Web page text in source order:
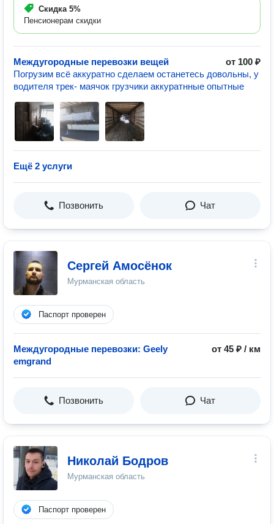
Скидка 5%
Пенсионерам скидки
Междугородные перевозки вещей
от 100 ₽
Погрузим всё аккуратно сделаем останетесь довольны, у
водителя трек- маячок грузчики аккуратнные опытные
Ещё 2 услуги
Позвонить Чат
Сергей Амосёнок
Мурманская область
Паспорт проверен
Междугородные перевозки: Geely
emgrand
от 45 ₽ / км
Позвонить Чат
Николай Бодров
Мурманская область
Паспорт проверен